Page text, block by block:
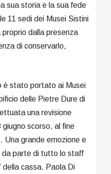
sua storia e la sua fede
11 sedi dei Musei Sistini
dalla presenza
di conservarlo,
è stato portato ai Musei
delle Pietre Dure di
una revisione
scorso, al fine
Una grande emozione e
da parte di tutto lo staff
della cassa. Paola Di